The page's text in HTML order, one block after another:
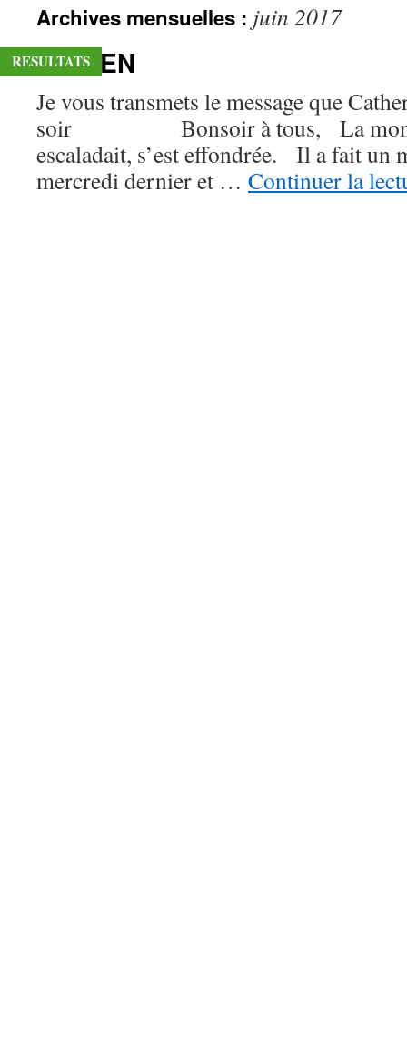
contenu
Archives mensuelles : juin 2017
DAMIEN
Je vous transmets le message que
soir Bonsoir à tous, La
escaladait, s’est effondrée. Il a fait un
mercredi dernier et … Continuer la
RESULTATS